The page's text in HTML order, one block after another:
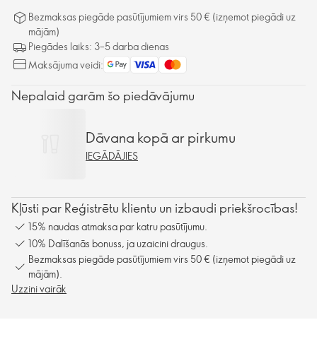
Bezmaksas piegāde pasūtījumiem virs 50 € (izņemot piegādi uz
mājām)
Piegādes laiks: 3–5 darba dienas
Maksājuma veidi:
Nepalaid garām šo piedāvājumu
Dāvana kopā ar pirkumu
IEGĀDĀJIES
Kļūsti par Reģistrētu klientu un izbaudi priekšrocības!
15% naudas atmaksa par katru pasūtījumu.
10% Dalīšanās bonuss, ja uzaicini draugus.
Bezmaksas piegāde pasūtījumiem virs 50 € (izņemot piegādi uz
mājām).
Uzzini vairāk